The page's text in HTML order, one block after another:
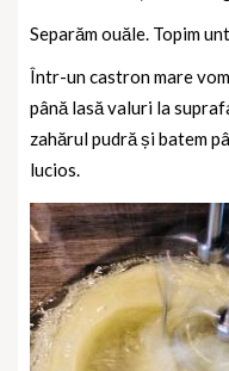
Separăm ouăle. Topim
Într-un castron mare
până lasă valuri la
zahărul pudră și batem
lucios.